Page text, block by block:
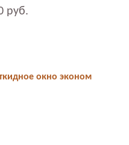
руб.
окно эконом